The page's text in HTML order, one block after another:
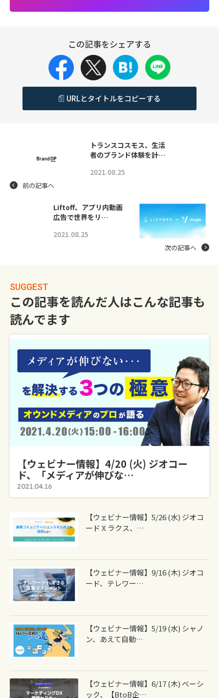
この記事をシェアする
URLとタイトルをコピーする
トランスコスモス、生活
者のブランド体験を計…
2021.08.25
前の記事へ
Liftoff、アプリ内動画
広告で世界をリ…
2021.08.25
次の記事へ
SUGGEST
この記事を読んだ人はこんな記事も
読んでます
【ウェビナー情報】4/20 (火) ジオコー
ド、「メディアが伸びな…
2021.04.16
【ウェビナー情報】5/26 (水) ジオコ
ード X ラクス、…
【ウェビナー情報】9/16 (木) ジオコ
ード、テレワー…
【ウェビナー情報】5/19 (水) シャノ
ン、あえて自動…
【ウェビナー情報】6/17 (木) ベーシ
ック、【BtoB企…